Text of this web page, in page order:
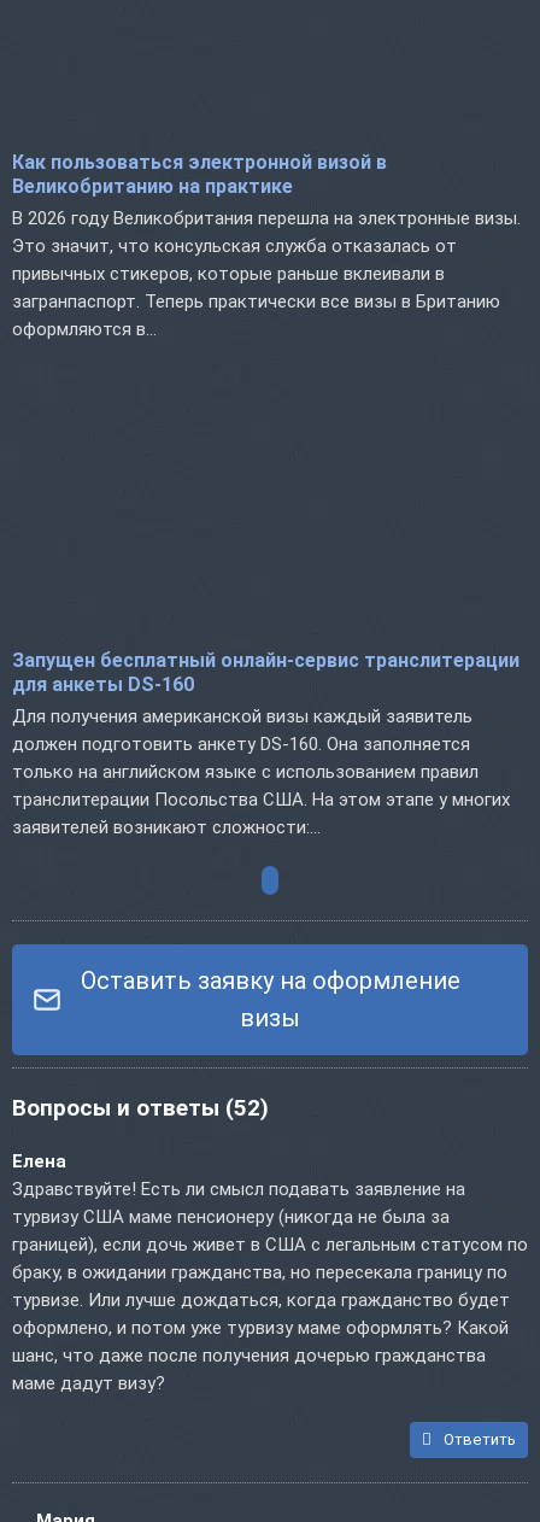
Как пользоваться электронной визой в
Великобританию на практике
В 2026 году Великобритания перешла на электронные визы.
Это значит, что консульская служба отказалась от
привычных стикеров, которые раньше вклеивали в
загранпаспорт. Теперь практически все визы в Британию
оформляются в...
Запущен бесплатный онлайн-сервис транслитерации
для анкеты DS-160
Для получения американской визы каждый заявитель
должен подготовить анкету DS-160. Она заполняется
только на английском языке с использованием правил
транслитерации Посольства США. На этом этапе у многих
заявителей возникают сложности:...
Оставить заявку на оформление
визы
Вопросы и ответы (52)
Елена
Здравствуйте! Есть ли смысл подавать заявление на
турвизу США маме пенсионеру (никогда не была за
границей), если дочь живет в США с легальным статусом по
браку, в ожидании гражданства, но пересекала границу по
турвизе. Или лучше дождаться, когда гражданство будет
оформлено, и потом уже турвизу маме оформлять? Какой
шанс, что даже после получения дочерью гражданства
маме дадут визу?
Ответить